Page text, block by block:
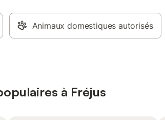
Animaux domestiques autorisés
à Fréjus